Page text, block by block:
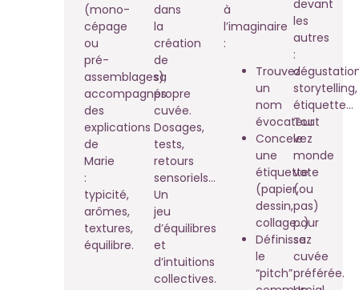
(mono-
cépage
ou
pré-
assemblages),
accompagnés
des
explications
de
Marie
:
typicité,
arômes,
textures,
équilibre.
dans
la
création
de
sa
propre
cuvée.
Dosages,
tests,
retours
sensoriels…
Un
jeu
d’équilibres
et
d’intuitions
collectives.
à
l’imaginaire
:
Trouvez
un
nom
évocateur
Concevez
une
étiquette
(papier,
dessin,
collage…)
Définissez
le
“pitch”
devant
les
autres
:
storytelling,
étiquette…
Tout
le
monde
vote
(ou
pas)
pour
sa
cuvée
préférée.